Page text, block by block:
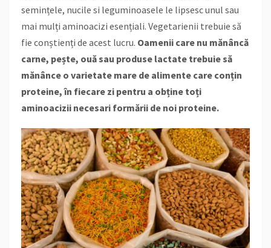
semințele, nucile si leguminoasele le lipsesc unul sau
mai mulți aminoacizi esențiali. Vegetarienii trebuie să
fie conștienți de acest lucru. Oamenii care nu mănâncă
carne, pește, ouă sau produse lactate trebuie să
mănânce o varietate mare de alimente care conțin
proteine, în fiecare zi pentru a obține toți
aminoacizii necesari formării de noi proteine.